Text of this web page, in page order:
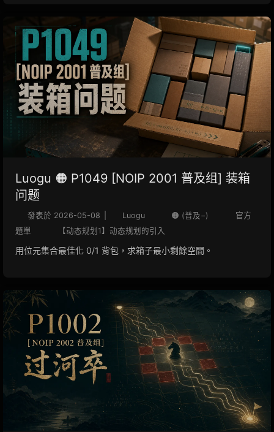
Luogu 🟠 P1049 [NOIP 2001 普及组] 装箱
问题
發表於 2026-05-08 Luogu 🟠 (普及−)
官方
題單
【动态规划1】动态规划的引入
用位元集合最佳化 0/1 背包，求箱子最小剩餘空間。